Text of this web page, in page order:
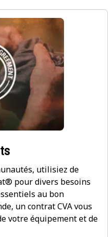
utilisiez de
pour divers besoins
au bon
un contrat CVA vous
votre équipement et de